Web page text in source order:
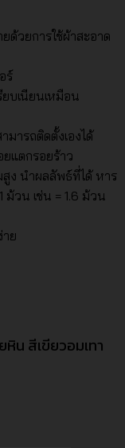
ด้วยการใช้ผ้าสะอาด
ร์
บเนียนเหมือน
มารถติดตั้งเองได้
แตกรอยร้าว
ง นำผลลัพธ์ที่ได้ หาร
ม้วน เช่น = 1.6 ม้วน
ย
น สีเขียวอมเทา